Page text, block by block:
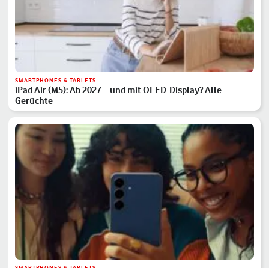
SMARTPHONES & TABLETS
iPad Air (M5): Ab 2027 – und mit OLED-Display? Alle
Gerüchte